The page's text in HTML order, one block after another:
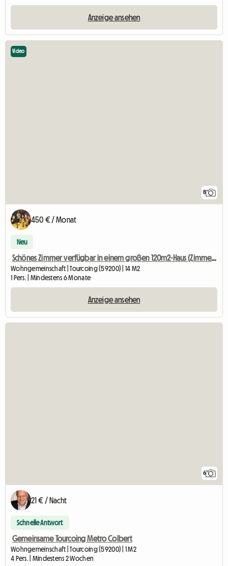
Anzeige ansehen
8
Video
450 € / Monat
Neu
Schönes Zimmer verfügbar in einem großen 120m2-Haus (Zimmer 1)
Wohngemeinschaft | Tourcoing (59200) | 14 M2
1 Pers. | Mindestens 6 Monate
Anzeige ansehen
6
21 € / Nacht
Schnelle Antwort
Gemeinsame Tourcoing Metro Colbert
Wohngemeinschaft | Tourcoing (59200) | 1 M2
4 Pers. | Mindestens 2 Wochen